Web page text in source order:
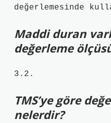
değerlemesinde
Maddi duran
değerleme
3.2.
TMS’ye göre
nelerdir?